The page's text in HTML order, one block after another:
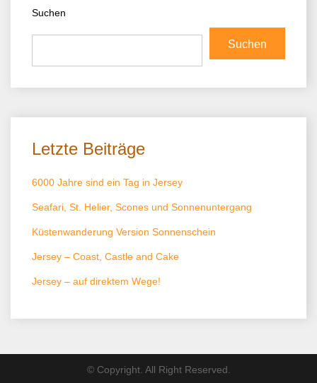
Suchen
Suchen
Letzte Beiträge
6000 Jahre sind ein Tag in Jersey
Seafari, St. Helier, Scones und Sonnenuntergang
Küstenwanderung Version Sonnenschein
Jersey – Coast, Castle and Cake
Jersey – auf direktem Wege!
© Copyright. All Right Reserved.